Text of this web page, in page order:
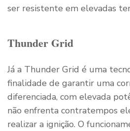
ser resistente em elevadas
Thunder Grid
Já a Thunder Grid é uma
finalidade de garantir uma
diferenciada, com elevada
não enfrenta contratempos
realizar a ignição. O